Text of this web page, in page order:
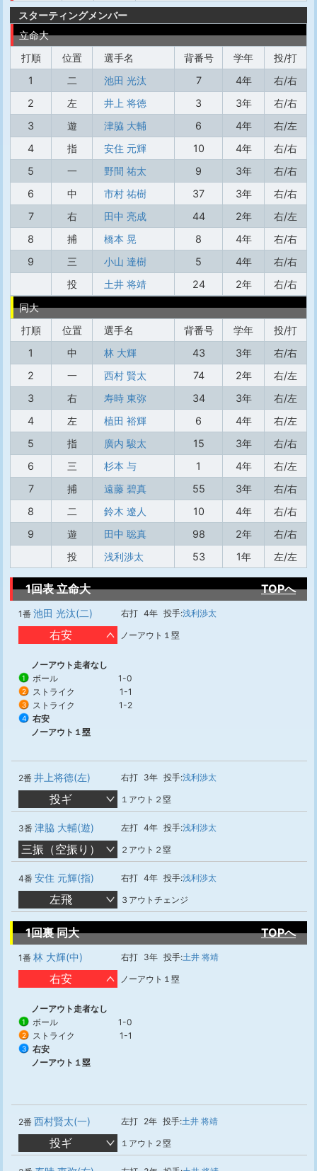
スターティングメンバー
立命大
打順
位置 選手名 背番号 学年
投/打
1
二 池田 光汰 7 4年
右/右
2
左 井上 将徳 3 3年
右/右
3
遊 津脇 大輔 6 4年
右/左
4
指 安住 元輝 10 4年
右/右
5
一 野間 祐太 9 3年
右/右
6
中 市村 祐樹 37 3年
右/右
7
右 田中 亮成 44 2年
右/左
8
捕 橋本 晃 8 4年
右/右
9
三 小山 達樹 5 4年
右/右
投
土井 将靖 24 2年
右/右
同大
打順
位置 選手名 背番号 学年
投/打
1
中 林 大輝 43 3年
右/右
2
一 西村 賢太 74 2年
右/左
3
右 寿時 東弥 34 3年
右/左
4
左 植田 裕輝 6 4年
右/左
5
指 廣内 駿太 15 3年
右/右
6
三 杉本 与 1 4年
右/左
7
捕 遠藤 碧真 55 3年
右/右
8
二 鈴木 遼人 10 4年
右/右
9
遊 田中 聡真 98 2年
右/右
投
浅利渉太 53 1年 左/左
1回表 立命大 TOPへ
1番 池田 光汰(二) 右打 4年 投手:浅利渉太
右安 ノーアウト１塁
ノーアウト走者なし
1 ボール 1-0
2 ストライク 1-1
3 ストライク 1-2
4
右安
ノーアウト１塁
2番 井上将徳(左) 右打 3年 投手:浅利渉太
投ギ １アウト２塁
3番 津脇 大輔(遊) 左打 4年 投手:浅利渉太
三振（空振り） ２アウト２塁
4番 安住 元輝(指) 右打 4年 投手:浅利渉太
左飛 ３アウトチェンジ
1回裏 同大 TOPへ
1番 林 大輝(中) 右打 3年 投手:土井 将靖
右安 ノーアウト１塁
ノーアウト走者なし
1 ボール 1-0
2 ストライク 1-1
3
右安
ノーアウト１塁
2番 西村賢太(一) 左打 2年 投手:土井 将靖
投ギ １アウト２塁